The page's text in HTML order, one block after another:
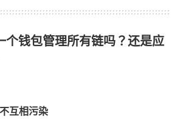
个钱包管理所有链吗？还是应
互相污染